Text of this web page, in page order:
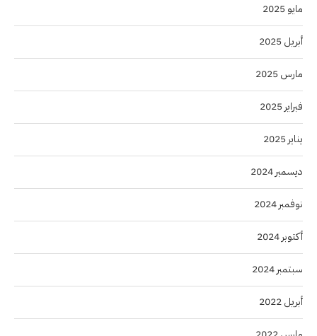
مايو 2025
أبريل 2025
مارس 2025
فبراير 2025
يناير 2025
ديسمبر 2024
نوفمبر 2024
أكتوبر 2024
سبتمبر 2024
أبريل 2022